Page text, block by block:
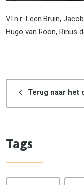
V.l.n.r: Leen Bruin,
Hugo van Roon, Rinus
Terug naar het
Tags